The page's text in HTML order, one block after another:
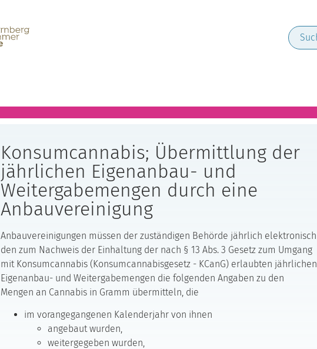
Konsumcannabis; Übermittlung der
jährlichen Eigenanbau- und
Weitergabemengen durch eine
Anbauvereinigung
Anbauvereinigungen müssen der zuständigen Behörde jährlich elektronisch
den zum Nachweis der Einhaltung der nach § 13 Abs. 3 Gesetz zum Umgang
mit Konsumcannabis (Konsumcannabisgesetz - KCanG) erlaubten jährlichen
Eigenanbau- und Weitergabemengen die folgenden Angaben zu den
Mengen an Cannabis in Gramm übermitteln, die
im vorangegangenen Kalenderjahr von ihnen
angebaut wurden,
weitergegeben wurden,